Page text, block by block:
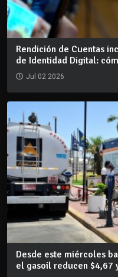
Rendición de Cuentas
de Identidad Digital:
Jul 02 2026
Desde este miércoles
el gasoil reducen $4,67